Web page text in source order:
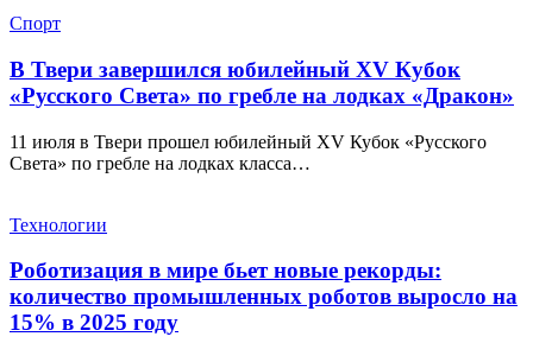
Спорт
В Твери завершился юбилейный XV Кубок
«Русского Света» по гребле на лодках «Дракон»
11 июля в Твери прошел юбилейный XV Кубок «Русского
Света» по гребле на лодках класса…
Технологии
Роботизация в мире бьет новые рекорды:
количество промышленных роботов выросло на
15% в 2025 году